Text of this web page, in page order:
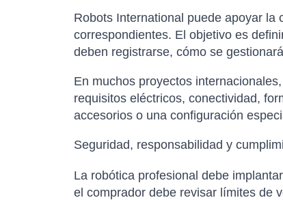
Robots International puede apoyar la
correspondientes. El objetivo es
deben registrarse, cómo se
En muchos proyectos
requisitos eléctricos, conectividad,
accesorios o una configuración
Seguridad, responsabilidad y
La robótica profesional debe
el comprador debe revisar límites de